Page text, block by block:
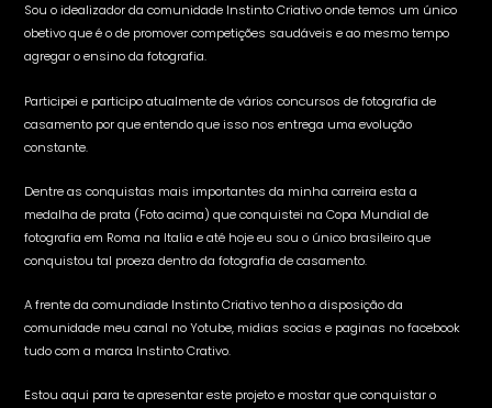
Sou o idealizador da comunidade Instinto Criativo onde temos um único
obetivo que é o de promover competições saudáveis e ao mesmo tempo
agregar o ensino da fotografia.
Participei e participo atualmente de vários concursos de fotografia de
casamento por que entendo que isso nos entrega uma evolução
constante.
Dentre as conquistas mais importantes da minha carreira esta a
medalha de prata (Foto acima) que conquistei na Copa Mundial de
fotografia em Roma na Italia e até hoje eu sou o único brasileiro que
conquistou tal proeza dentro da fotografia de casamento.
A frente da comundiade Instinto Criativo tenho a disposição da
comunidade meu canal no Yotube, midias socias e paginas no facebook
tudo com a marca Instinto Crativo.
Estou aqui para te apresentar este projeto e mostar que conquistar o